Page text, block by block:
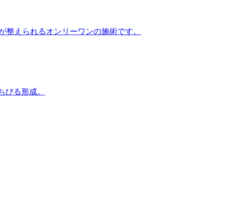
えられるオンリーワンの施術です。
る形成。